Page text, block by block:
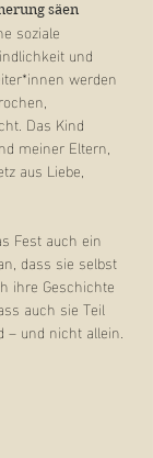
säen
soziale
und
werden
Das Kind
meiner Eltern,
aus Liebe,
Fest auch ein
dass sie selbst
ihre Geschichte
auch sie Teil
– und nicht allein.